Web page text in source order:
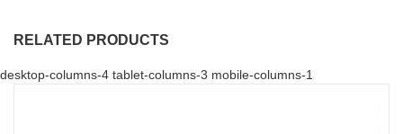
RELATED PRODUCTS
desktop-columns-4 tablet-columns-3 mobile-columns-1